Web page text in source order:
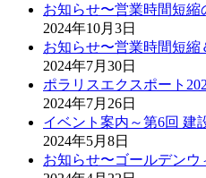
お知らせ〜営業時間短縮
2024年10月3日
お知らせ〜営業時間短
2024年7月30日
ポラリスエクスポート
2024年7月26日
イベント案内～第6回 建
2024年5月8日
お知らせ〜ゴールデンウ